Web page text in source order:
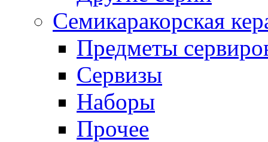
Семикаракорская
Предметы
Сервизы
Наборы
Прочее